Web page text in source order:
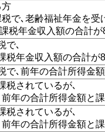
方
で､老齢福祉年金を受
課税年金収入額の合計
で､
税年金収入額の合計
で､前年の合計所得金
税されているが､
年の合計所得金額と
税されているが､
年の合計所得金額と